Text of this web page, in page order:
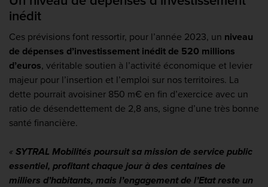
inédit
Ces prévisions font ressortir, pour l’année 2023, un niveau
de dépenses d’investissement inédit de 520 millions
d’euros, véritable soutien à l’activité économique et levier
majeur pour l’insertion et l’emploi sur nos territoires. La
dette pourrait avoisiner 850 m€ en fin d’exercice avec un
ratio de désendettement de 2,8 ans, signe d’une très bonne
santé financière.
« SYTRAL Mobilités poursuit sa mission de service public
essentiel, profitant chaque jour à des centaines de
milliers d’habitants, mais l’engagement de l’Etat reste un